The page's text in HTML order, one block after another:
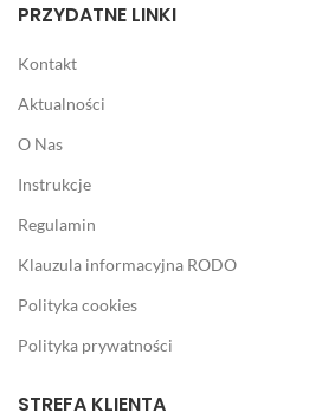
PRZYDATNE LINKI
Kontakt
Aktualności
O Nas
Instrukcje
Regulamin
Klauzula informacyjna RODO
Polityka cookies
Polityka prywatności
STREFA KLIENTA